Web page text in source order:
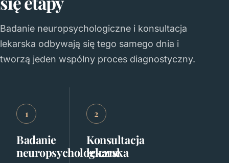
Badanie neuropsychologiczne i konsultacja
lekarska odbywają się tego samego dnia i
tworzą jeden wspólny proces diagnostyczny.
1
Badanie
neuropsychologiczne
2
Konsultacja
lekarska